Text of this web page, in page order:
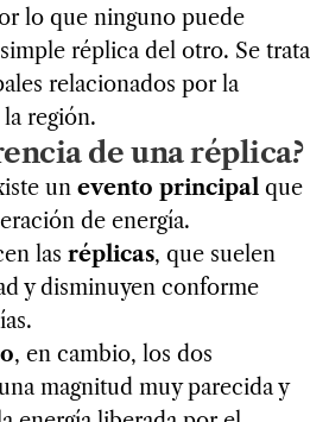
lo que ninguno puede
réplica del otro. Se trata
relacionados por la
región.
de una réplica?
un evento principal que
de energía.
las réplicas, que suelen
y disminuyen conforme
, en cambio, los dos
magnitud muy parecida y